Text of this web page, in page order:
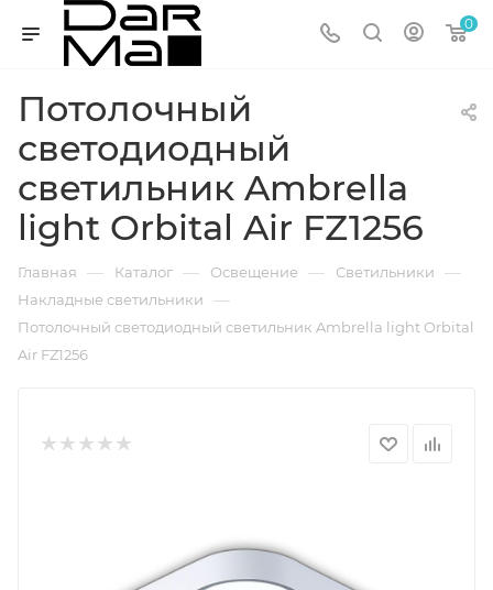
0
Потолочный
светодиодный
светильник Ambrella
light Orbital Air FZ1256
Главная — Каталог — Освещение — Светильники —
Накладные светильники —
Потолочный светодиодный светильник Ambrella light Orbital
Air FZ1256